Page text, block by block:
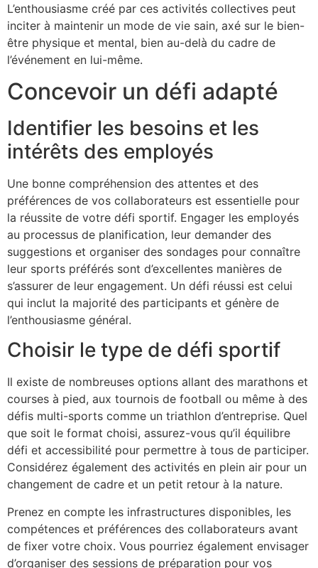
L’enthousiasme créé par ces activités collectives peut
inciter à maintenir un mode de vie sain, axé sur le bien-
être physique et mental, bien au-delà du cadre de
l’événement en lui-même.
Concevoir un défi adapté
Identifier les besoins et les
intérêts des employés
Une bonne compréhension des attentes et des
préférences de vos collaborateurs est essentielle pour
la réussite de votre défi sportif. Engager les employés
au processus de planification, leur demander des
suggestions et organiser des sondages pour connaître
leur sports préférés sont d’excellentes manières de
s’assurer de leur engagement. Un défi réussi est celui
qui inclut la majorité des participants et génère de
l’enthousiasme général.
Choisir le type de défi sportif
Il existe de nombreuses options allant des marathons et
courses à pied, aux tournois de football ou même à des
défis multi-sports comme un triathlon d’entreprise. Quel
que soit le format choisi, assurez-vous qu’il équilibre
défi et accessibilité pour permettre à tous de participer.
Considérez également des activités en plein air pour un
changement de cadre et un petit retour à la nature.
Prenez en compte les infrastructures disponibles, les
compétences et préférences des collaborateurs avant
de fixer votre choix. Vous pourriez également envisager
d’organiser des sessions de préparation pour vos